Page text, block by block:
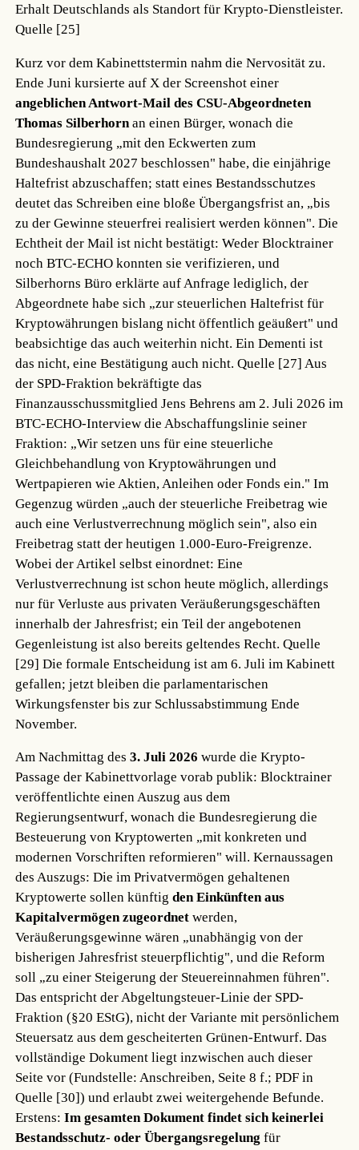
Erhalt Deutschlands als Standort für Krypto-Dienstleister.
Quelle [25]
Kurz vor dem Kabinettstermin nahm die Nervosität zu.
Ende Juni kursierte auf X der Screenshot einer
angeblichen Antwort-Mail des CSU-Abgeordneten
Thomas Silberhorn an einen Bürger, wonach die
Bundesregierung „mit den Eckwerten zum
Bundeshaushalt 2027 beschlossen" habe, die einjährige
Haltefrist abzuschaffen; statt eines Bestandsschutzes
deutet das Schreiben eine bloße Übergangsfrist an, „bis
zu der Gewinne steuerfrei realisiert werden können". Die
Echtheit der Mail ist nicht bestätigt: Weder Blocktrainer
noch BTC-ECHO konnten sie verifizieren, und
Silberhorns Büro erklärte auf Anfrage lediglich, der
Abgeordnete habe sich „zur steuerlichen Haltefrist für
Kryptowährungen bislang nicht öffentlich geäußert" und
beabsichtige das auch weiterhin nicht. Ein Dementi ist
das nicht, eine Bestätigung auch nicht.Quelle [27] Aus
der SPD-Fraktion bekräftigte das
Finanzausschussmitglied Jens Behrens am 2. Juli 2026 im
BTC-ECHO-Interview die Abschaffungslinie seiner
Fraktion: „Wir setzen uns für eine steuerliche
Gleichbehandlung von Kryptowährungen und
Wertpapieren wie Aktien, Anleihen oder Fonds ein." Im
Gegenzug würden „auch der steuerliche Freibetrag wie
auch eine Verlustverrechnung möglich sein", also ein
Freibetrag statt der heutigen 1.000-Euro-Freigrenze.
Wobei der Artikel selbst einordnet: Eine
Verlustverrechnung ist schon heute möglich, allerdings
nur für Verluste aus privaten Veräußerungsgeschäften
innerhalb der Jahresfrist; ein Teil der angebotenen
Gegenleistung ist also bereits geltendes Recht.Quelle
[29] Die formale Entscheidung ist am 6. Juli im Kabinett
gefallen; jetzt bleiben die parlamentarischen
Wirkungsfenster bis zur Schlussabstimmung Ende
November.
Am Nachmittag des3. Juli 2026 wurde die Krypto-
Passage der Kabinettvorlage vorab publik: Blocktrainer
veröffentlichte einen Auszug aus dem
Regierungsentwurf, wonach die Bundesregierung die
Besteuerung von Kryptowerten „mit konkreten und
modernen Vorschriften reformieren" will. Kernaussagen
des Auszugs: Die im Privatvermögen gehaltenen
Kryptowerte sollen künftigden Einkünften aus
Kapitalvermögen zugeordnet werden,
Veräußerungsgewinne wären „unabhängig von der
bisherigen Jahresfrist steuerpflichtig", und die Reform
soll „zu einer Steigerung der Steuereinnahmen führen".
Das entspricht der Abgeltungsteuer-Linie der SPD-
Fraktion (§20 EStG), nicht der Variante mit persönlichem
Steuersatz aus dem gescheiterten Grünen-Entwurf. Das
vollständige Dokument liegt inzwischen auch dieser
Seite vor (Fundstelle: Anschreiben, Seite 8 f.; PDF in
Quelle [30]) und erlaubt zwei weitergehende Befunde.
Erstens:Im gesamten Dokument findet sich keinerlei
Bestandsschutz- oder Übergangsregelung für